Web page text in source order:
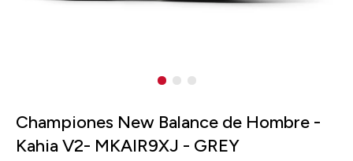
Championes New Balance de Hombre -
Kahia V2- MKAIR9XJ - GREY